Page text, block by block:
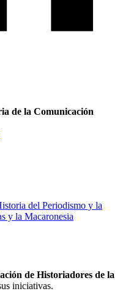
de la Comunicación
del Periodismo y la
y la Macaronesia
de Historiadores de la
iniciativas.